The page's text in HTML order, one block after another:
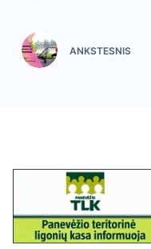
ANKSTESNIS